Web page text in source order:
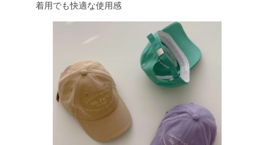
着用でも快適な使用感